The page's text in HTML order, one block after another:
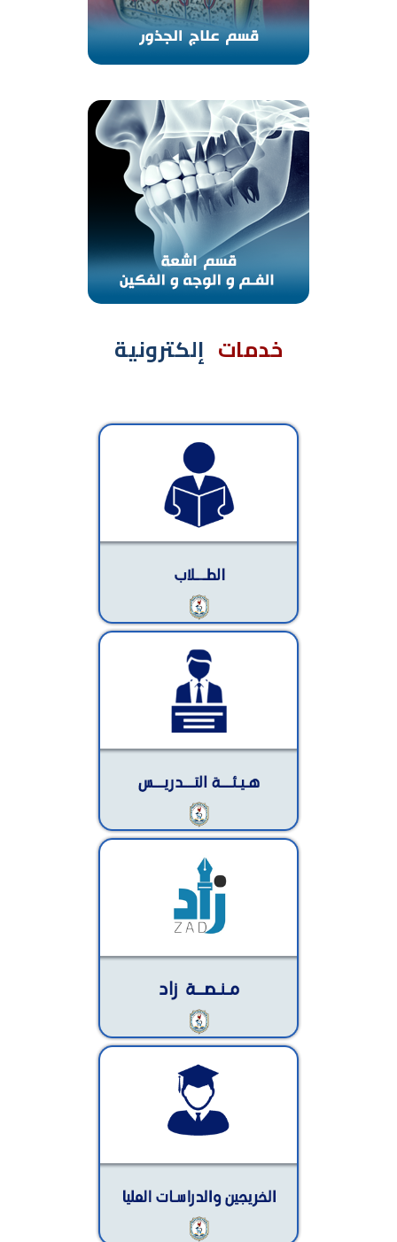
خدمات إلكترونية